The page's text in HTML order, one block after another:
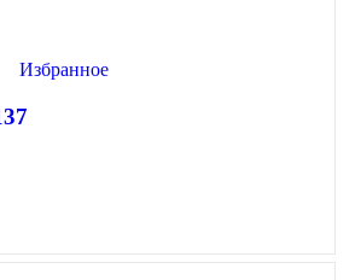
Избранное